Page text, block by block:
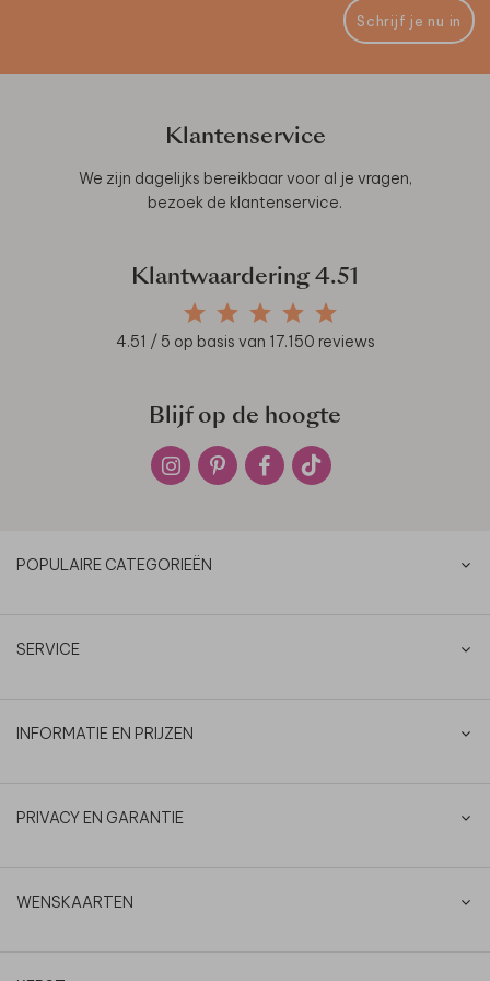
Schrijf je nu in
Klantenservice
We zijn dagelijks bereikbaar voor al je vragen,
bezoek de klantenservice.
Klantwaardering 4.51
4.51 / 5 op basis van 17.150 reviews
Blijf op de hoogte
POPULAIRE CATEGORIEËN
SERVICE
INFORMATIE EN PRIJZEN
PRIVACY EN GARANTIE
WENSKAARTEN